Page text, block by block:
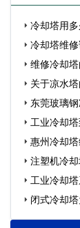
冷却塔用
却…冷却塔维
修…维修冷却
关于凉水
东莞玻璃
工业冷却
却…惠州冷却
注塑机冷
工业冷却
么)…
闭式冷却
却…